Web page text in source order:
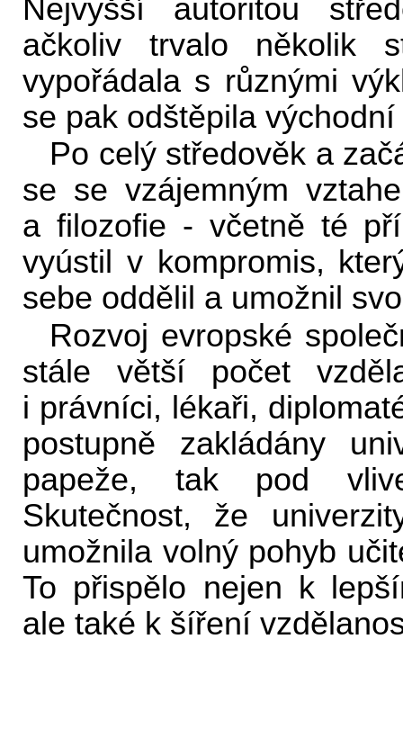
Nejvyšší autoritou
ačkoliv trvalo několik
vypořádala s různými
se pak odštěpila
Po celý středověk a
se se vzájemným
a filozofie - včetně té
vyústil v kompromis,
sebe oddělil a umožnil
Rozvoj evropské
stále větší počet
i právníci, lékaři,
postupně zakládány
papeže, tak pod
Skutečnost, že
umožnila volný pohyb
To přispělo nejen k
ale také k šíření